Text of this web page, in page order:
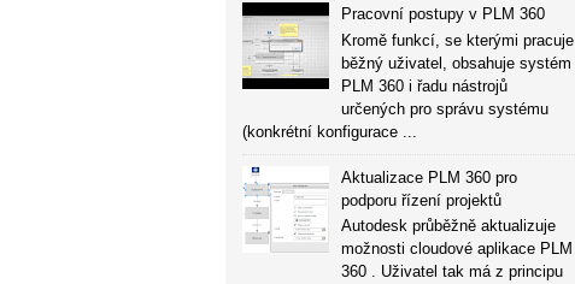
Pracovní postupy v PLM 360
Kromě funkcí, se kterými pracuje
běžný uživatel, obsahuje systém
PLM 360 i řadu nástrojů
určených pro správu systému
(konkrétní konfigurace ...
Aktualizace PLM 360 pro
podporu řízení projektů
Autodesk průběžně aktualizuje
možnosti cloudové aplikace PLM
360 . Uživatel tak má z principu